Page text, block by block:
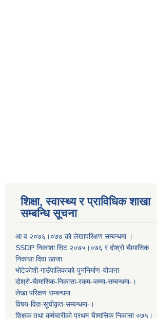
शिक्षा, स्वास्थ्य र प्राविधिक शाखा
सम्बन्धि सूचना
आ व २०७६।०७७ काे लेखापरिक्षण सम्बन्धमा ।
SSDP निकाशा सिट २०७५।०७६ र दोश्रो चैामासिक
निकासा दिवा खाजा
भोटेकोशी-गाउँपालिकाको-पुननिर्माण-योजना
दोश्रो-चैामासिक-निकासा-रकम-जम्मा-सम्बन्धमा-।
लेखा परिक्षण सम्बन्धमा
विषय-विज्ञ-सूचीकृत-सम्बन्धमा-।
शिक्षक तथा कर्मचारीको प्रथम च‌ैामासिक निकासा ०७५।